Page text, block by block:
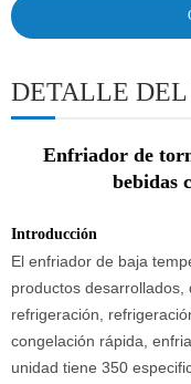
DETALLE DEL
Enfriador de
bebidas
Introducción
El enfriador de baja
productos
refrigeración,
congelación rápida,
unidad tiene 350